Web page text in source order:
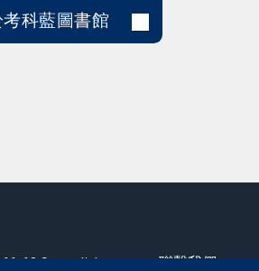
科藍圖書館
11-13 Cavendish
聯繫我們